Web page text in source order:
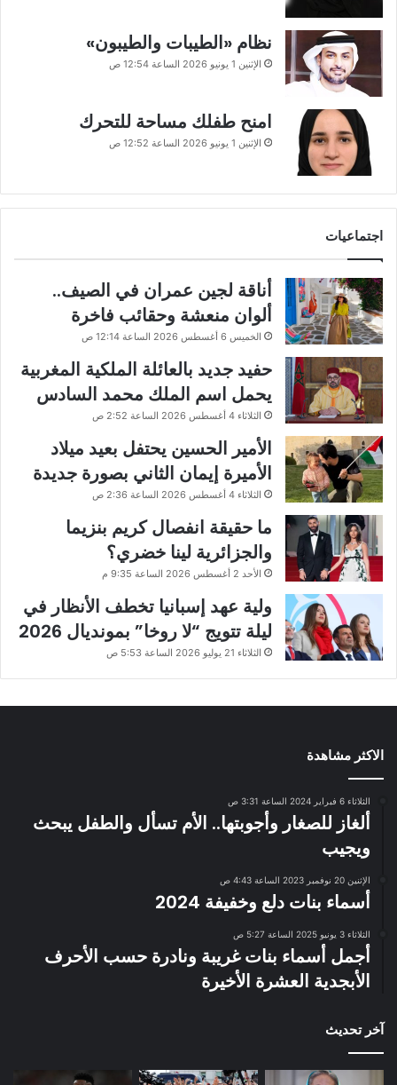
نظام «الطيبات والطيبون»
الإثنين 1 يونيو 2026 الساعة 12:54 ص
امنح طفلك مساحة للتحرك
الإثنين 1 يونيو 2026 الساعة 12:52 ص
اجتماعيات
أناقة لجين عمران في الصيف..
ألوان منعشة وحقائب فاخرة
الخميس 6 أغسطس 2026 الساعة 12:14 ص
حفيد جديد بالعائلة الملكية المغربية
يحمل اسم الملك محمد السادس
الثلاثاء 4 أغسطس 2026 الساعة 2:52 ص
الأمير الحسين يحتفل بعيد ميلاد
الأميرة إيمان الثاني بصورة جديدة
الثلاثاء 4 أغسطس 2026 الساعة 2:36 ص
ما حقيقة انفصال كريم بنزيما
والجزائرية لينا خضري؟
الأحد 2 أغسطس 2026 الساعة 9:35 م
ولية عهد إسبانيا تخطف الأنظار في
ليلة تتويج “لا روخا” بمونديال 2026
الثلاثاء 21 يوليو 2026 الساعة 5:53 ص
الاكثر مشاهدة
الثلاثاء 6 فبراير 2024 الساعة 3:31 ص
ألغاز للصغار وأجوبتها.. الأم تسأل والطفل يبحث
ويجيب
الإثنين 20 نوفمبر 2023 الساعة 4:43 ص
أسماء بنات دلع وخفيفة 2024
الثلاثاء 3 يونيو 2025 الساعة 5:27 ص
أجمل أسماء بنات غريبة ونادرة حسب الأحرف
الأبجدية العشرة الأخيرة
آخر تحديث